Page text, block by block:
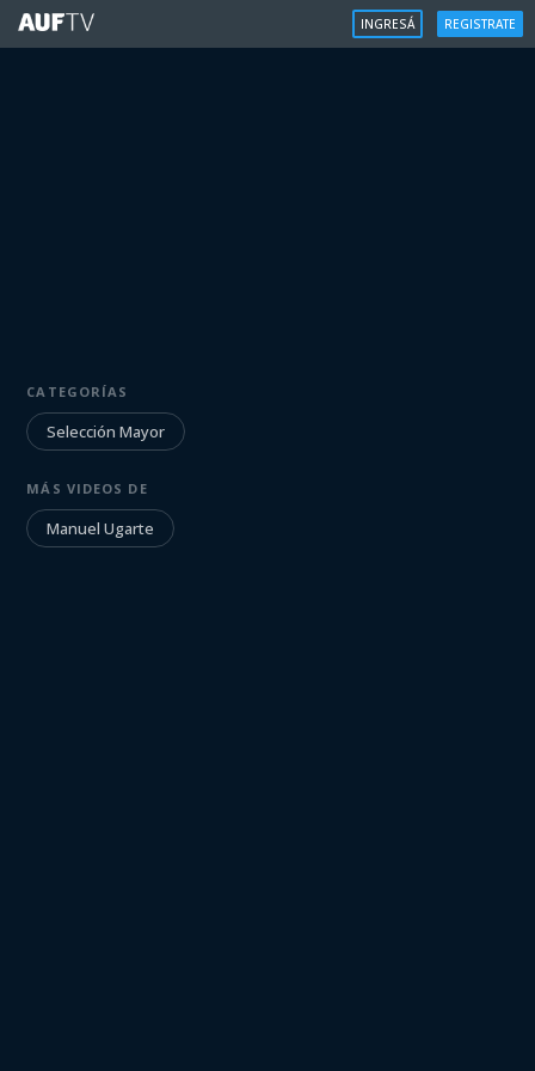
INGRESÁ REGISTRATE
Manuel Ugarte | Uruguay vs Japón
CATEGORÍAS
Selección Mayor
MÁS VIDEOS DE
Manuel Ugarte